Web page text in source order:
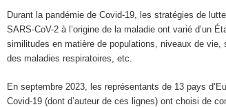
Durant la pandémie de Covid-19, les stratégies de
SARS-CoV-2 à l’origine de la maladie ont varié d’un
similitudes en matière de populations, niveaux de
des maladies respiratoires, etc.
En septembre 2023, les représentants de 13 pays
Covid-19 (dont d’auteur de ces lignes) ont choisi de